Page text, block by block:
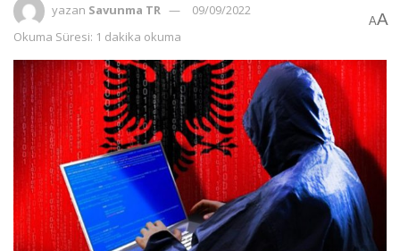
yazan Savunma TR
09/09/2022
Okuma Süresi: 1 dakika okuma
AA